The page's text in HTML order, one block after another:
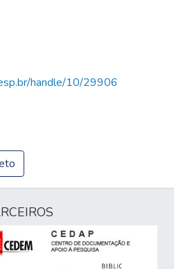
handle/10/29906